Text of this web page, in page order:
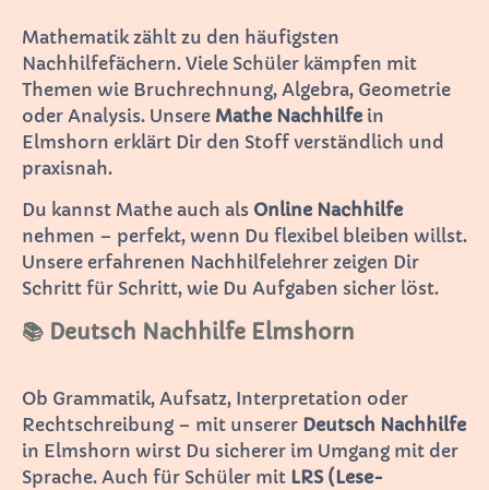
Mathematik zählt zu den häufigsten
Nachhilfefächern. Viele Schüler kämpfen mit
Themen wie Bruchrechnung, Algebra, Geometrie
oder Analysis. Unsere Mathe Nachhilfe in
Elmshorn erklärt Dir den Stoff verständlich und
praxisnah.
Du kannst Mathe auch als Online Nachhilfe
nehmen – perfekt, wenn Du flexibel bleiben willst.
Unsere erfahrenen Nachhilfelehrer zeigen Dir
Schritt für Schritt, wie Du Aufgaben sicher löst.
📚 Deutsch Nachhilfe Elmshorn
Ob Grammatik, Aufsatz, Interpretation oder
Rechtschreibung – mit unserer Deutsch Nachhilfe
in Elmshorn wirst Du sicherer im Umgang mit der
Sprache. Auch für Schüler mit LRS (Lese-